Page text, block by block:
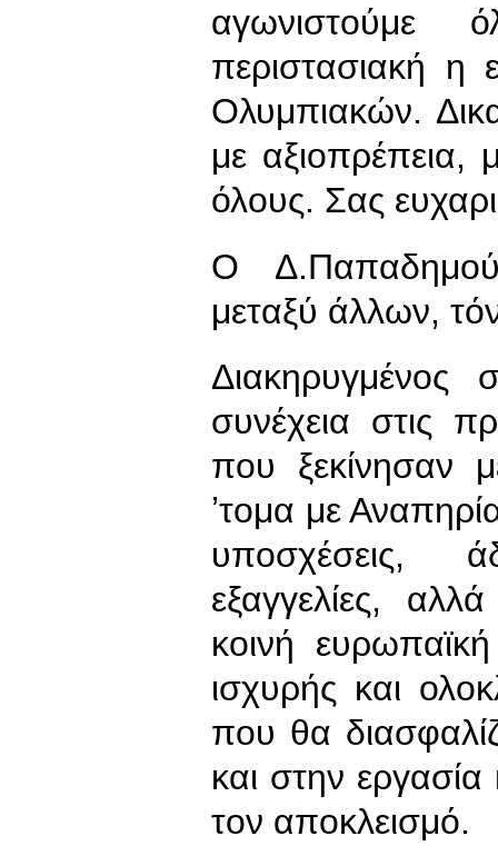
περιστασιακή η
Ολυμπιακών.
με αξιοπρέπεια,
όλους. Σας
Ο
μεταξύ άλλων,
Διακηρυγμένος
συνέχεια στις
που ξεκίνησαν
ʼτομα με
υποσχέσεις,
εξαγγελίες,
κοινή
ισχυρής και
που θα
και στην
τον αποκλεισμό.